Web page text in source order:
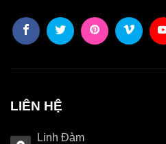
LIÊN HỆ
Linh Đàm